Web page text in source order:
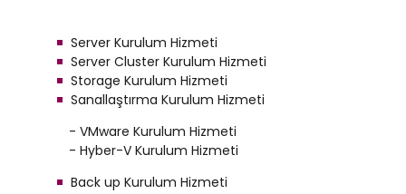
Server Kurulum Hizmeti
Server Cluster Kurulum Hizmeti
Storage Kurulum Hizmeti
Sanallaştırma Kurulum Hizmeti
- VMware Kurulum Hizmeti
- Hyber-V Kurulum Hizmeti
Back up Kurulum Hizmeti